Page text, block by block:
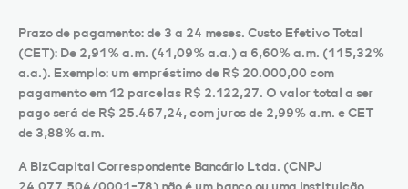
Prazo de pagamento: de 3 a 24 meses. Custo Efetivo Total
(CET): De 2,91% a.m. (41,09% a.a.) a 6,60% a.m. (115,32%
a.a.). Exemplo: um empréstimo de R$ 20.000,00 com
pagamento em 12 parcelas R$ 2.122,27. O valor total a ser
pago será de R$ 25.467,24, com juros de 2,99% a.m. e CET
de 3,88% a.m.
A BizCapital Correspondente Bancário Ltda. (CNPJ